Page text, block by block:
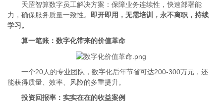
天罡智算数字员工解决方案：保障业务连续性，快速部署能
力，确保服务质量一致性。
即开即用，无需培训，永不离职，持续
学习。
算一笔账：数字化带来的价值革命
一个20人的专业团队，数字化后年节省可达200-300万元，还
能获得质量、效率、风险的多重提升。
投资回报率：实实在在的收益案例